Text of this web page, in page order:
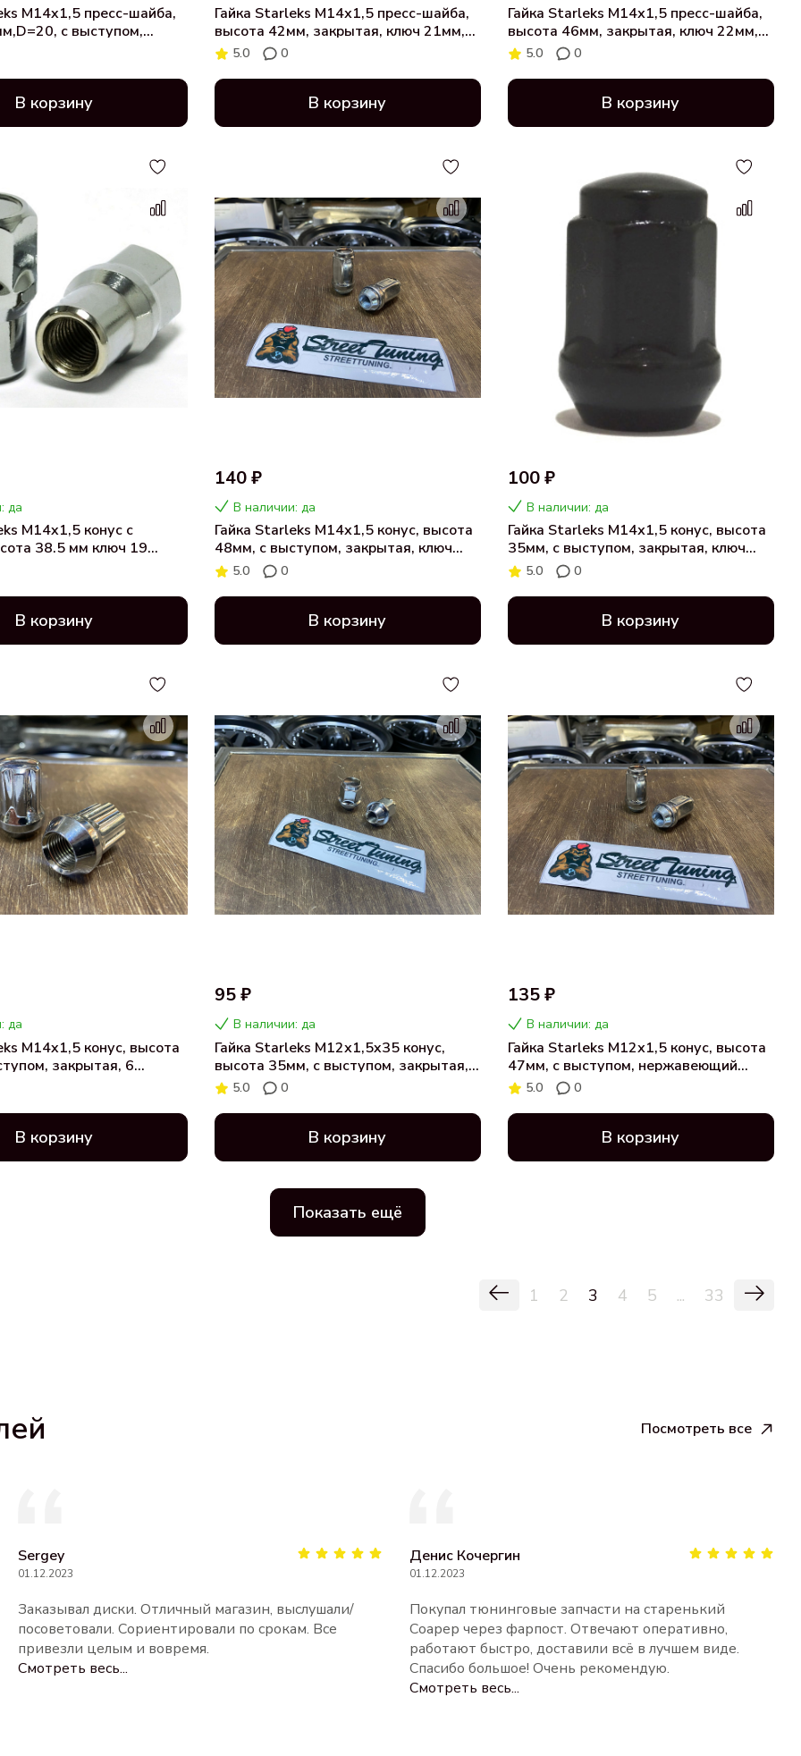
М14x1,5 пресс-шайба,
с выступом,
21мм, черный
В корзину
Гайка Starleks M14х1,5 пресс-шайба,
высота 42мм, закрытая, ключ 21мм,
хром (DTO.02 Cr.14)
5.0 0
В корзину
Гайка Starleks М14х1,5 пресс-шайба,
высота 46мм, закрытая, ключ 22мм,
диаметр носика 22,5мм, хром (Land
Rover) Black
5.0 0
В корзину
да
M14x1,5 конус с
38.5 мм ключ 19
В корзину
140 ₽
В наличии: да
Гайка Starleks М14х1,5 конус, высота
48мм, с выступом, закрытая, ключ
21мм (911948HT)
5.0 0
В корзину
100 ₽
В наличии: да
Гайка Starleks M14х1,5 конус, высота
35мм, с выступом, закрытая, ключ
5.0 0
В корзину
да
M14x1,5 конус, высота
закрытая, 6
хром
В корзину
95 ₽
В наличии: да
Гайка Starleks M12х1,5x35 конус,
высота 35мм, с выступом, закрытая,
5.0 0
В корзину
135 ₽
В наличии: да
Гайка Starleks М12х1,5 конус, высота
47мм, с выступом, нержавеющий
колпачек, закрытая, ключ 21мм
(911945HT)
5.0 0
В корзину
Показать ещё
1 2 3 4 5 ... 33
Посмотреть все
Sergey
01.12.2023
Заказывал диски. Отличный магазин, выслушали/
посоветовали. Сориентировали по срокам. Все
привезли целым и вовремя.
Смотреть весь...
Денис Кочергин
01.12.2023
Покупал тюнинговые запчасти на старенький
Соарер через фарпост. Отвечают оперативно,
работают быстро, доставили всё в лучшем виде.
Спасибо большое! Очень рекомендую.
Смотреть весь...